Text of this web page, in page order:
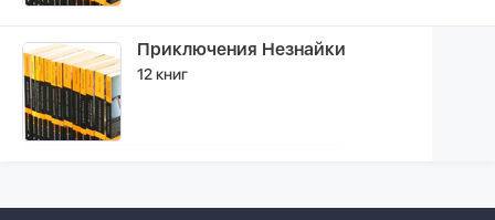
Приключения Незнайки
12 книг